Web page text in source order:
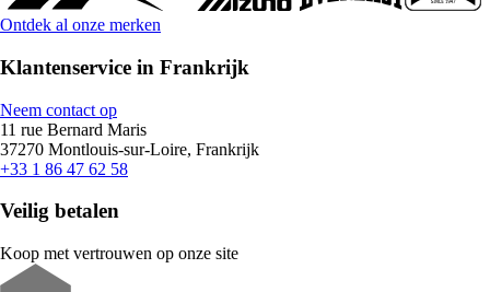
Ontdek al onze merken
Klantenservice in Frankrijk
Neem contact op
11 rue Bernard Maris
37270 Montlouis-sur-Loire, Frankrijk
+33 1 86 47 62 58
Veilig betalen
Koop met vertrouwen op onze site